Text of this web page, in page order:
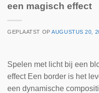
een magisch effect
GEPLAATST OPAUGUSTUS 20,
Spelen met licht bij een
effect Een border is het
een dynamische